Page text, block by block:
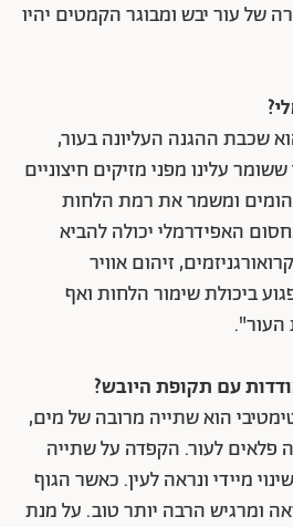
של עור יבש ומבוגר הקמטים יהיו
שכבת ההגנה העליונה בעור,
עלינו מפני מזיקים חיצוניים
ומשמר את רמת הלחות
האפידרמלי יכולה להביא
זיהום אוויר
ביכולת שימור הלחות ואף
העור".
עם תקופת היובש?
הוא שתייה מרובה של מים,
פלאים לעור. הקפדה על שתייה
מיידי ונראה לעין. כאשר הגוף
ומרגיש הרבה יותר טוב. על מנת